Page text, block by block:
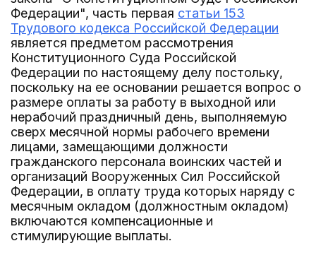
Федерации", часть первая статьи 153
Трудового кодекса Российской Федерации
является предметом рассмотрения
Конституционного Суда Российской
Федерации по настоящему делу постольку,
поскольку на ее основании решается вопрос о
размере оплаты за работу в выходной или
нерабочий праздничный день, выполняемую
сверх месячной нормы рабочего времени
лицами, замещающими должности
гражданского персонала воинских частей и
организаций Вооруженных Сил Российской
Федерации, в оплату труда которых наряду с
месячным окладом (должностным окладом)
включаются компенсационные и
стимулирующие выплаты.